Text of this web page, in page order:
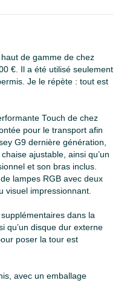
de gamme de chez
€. Il a été utilisé seulement
Je le répète : tout est
Touch de chez
pour le transport afin
G9 dernière génération,
ajustable, ainsi qu’un
et son bras inclus.
lampes RGB avec deux
visuel impressionnant.
dans la
qu’un disque dur externe
poser la tour est
avec un emballage